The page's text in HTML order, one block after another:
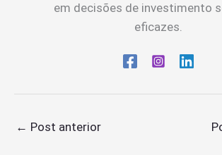
em decisões de investimento
eficazes.
← Post anterior